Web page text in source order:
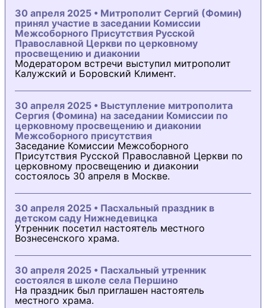
30 апреля 2025 • Митрополит Сергий (Фомин)
принял участие в заседании Комиссии
Межсоборного Присутствия Русской
Православной Церкви по церковному
просвещению и диаконии
Модератором встречи выступил митрополит
Калужский и Боровский Климент.
30 апреля 2025 • Выступление митрополита
Сергия (Фомина) на заседании Комиссии по
церковному просвещению и диаконии
Межсоборного присутствия
Заседание Комиссии Межсоборного
Присутствия Русской Православной Церкви по
церковному просвещению и диаконии
состоялось 30 апреля в Москве.
30 апреля 2025 • Пасхальный праздник в
детском саду Нижнедевицка
Утренник посетил настоятель местного
Вознесенского храма.
30 апреля 2025 • Пасхальный утренник
состоялся в школе села Першино
На праздник был приглашен настоятель
местного храма.